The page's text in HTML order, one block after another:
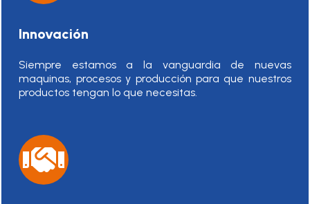
Innovación
Siempre estamos a la vanguardia de nuevas
maquinas, procesos y producción para que nuestros
productos tengan lo que necesitas.